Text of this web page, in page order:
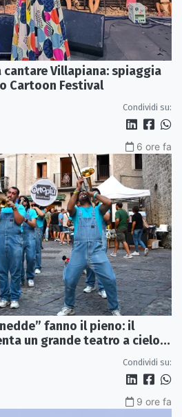
cantare Villapiana: spiaggia
Cartoon Festival
Condividi su:
6 ore fa
fanno il pieno: il
un grande teatro a cielo
Condividi su:
9 ore fa